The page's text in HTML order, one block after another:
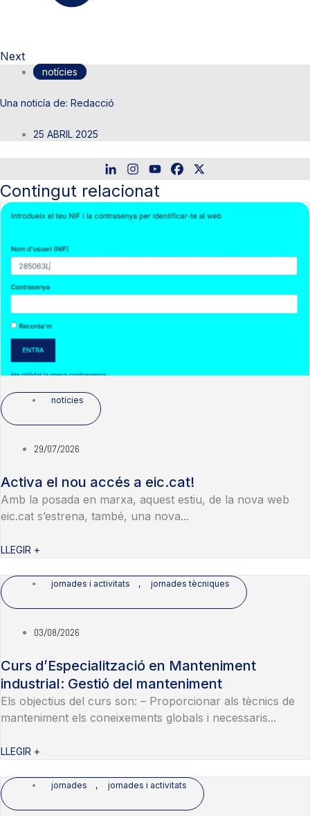
Next
notícies
Redacció
25 ABRIL 2025
Contingut relacionat
notícies
29/07/2026
Activa el nou accés a eic.cat!
Amb la posada en marxa, aquest estiu, de la nova web
eic.cat s’estrena, també, una nova...
LLEGIR +
jornades i activitats , jornades tècniques
03/08/2026
Curs d’Especialització en Manteniment
industrial: Gestió del manteniment
Els objectius del curs son: – Proporcionar als tècnics de
manteniment els coneixements globals i necessaris...
LLEGIR +
jornades , jornades i activitats